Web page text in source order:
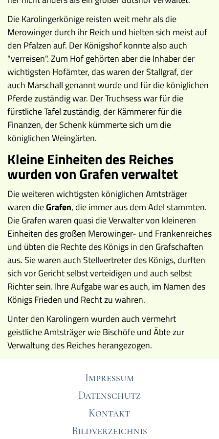
Die Karolingerkönige reisten weit mehr als die
Merowinger durch ihr Reich und hielten sich meist auf
den Pfalzen auf. Der Königshof konnte also auch
"verreisen". Zum Hof gehörten aber die Inhaber der
wichtigsten Hofämter, das waren der Stallgraf, der
auch Marschall genannt wurde und für die königlichen
Pferde zuständig war. Der Truchsess war für die
fürstliche Tafel zuständig, der Kämmerer für die
Finanzen, der Schenk kümmerte sich um die
königlichen Weingärten.
Kleine Einheiten des Reiches
wurden von Grafen verwaltet
Die weiteren wichtigsten königlichen Amtsträger
waren dieGrafen, die immer aus dem Adel stammten.
Die Grafen waren quasi die Verwalter von kleineren
Einheiten des großen Merowinger- und Frankenreiches
und übten die Rechte des Königs in den Grafschaften
aus. Sie waren auch Stellvertreter des Königs, durften
sich vor Gericht selbst verteidigen und auch selbst
Richter sein. Ihre Aufgabe war es auch, im Namen des
Königs Frieden und Recht zu wahren.
Unter den Karolingern wurden auch vermehrt
geistliche Amtsträger wie Bischöfe und Äbte zur
Verwaltung des Reiches herangezogen.
Impressum
Datenschutz
Kontakt
Bildverzeichnis